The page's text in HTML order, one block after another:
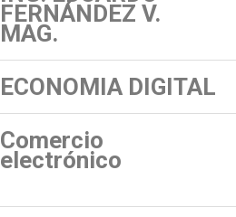
FERNÁNDEZ V.
MAG.
ECONOMIA DIGITAL
Comercio
electrónico